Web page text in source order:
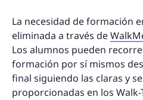
La necesidad de formación
eliminada a través de
Los alumnos pueden
formación por sí mismos
final siguiendo las claras y
proporcionadas en los